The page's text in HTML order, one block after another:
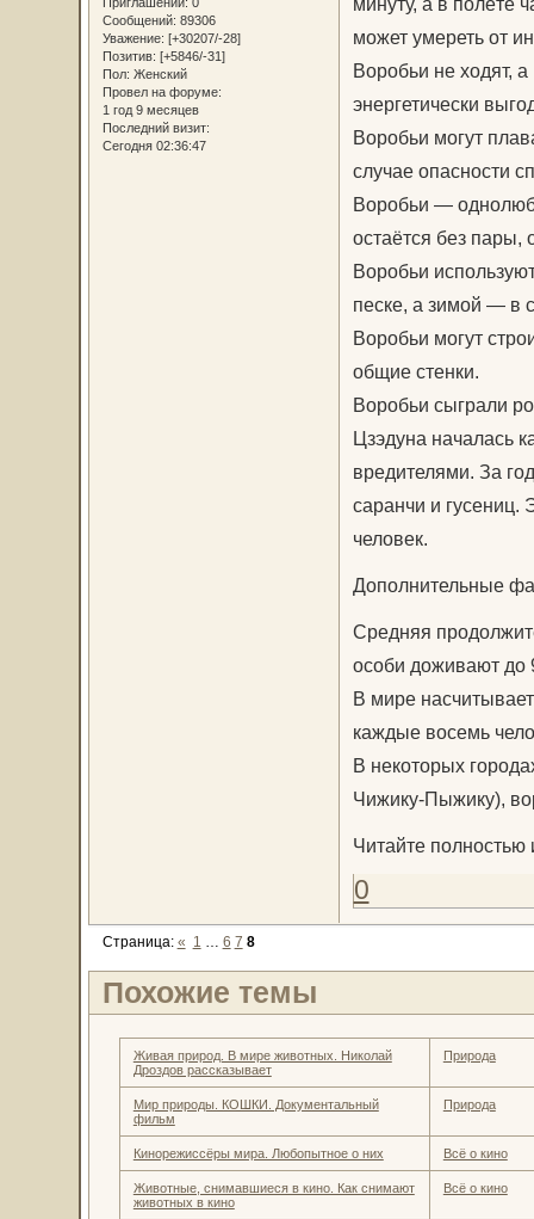
Сообщений: 89306
Уважение: [+30207/-28]
Позитив: [+5846/-31]
Пол: Женский
Провел на форуме:
1 год 9 месяцев
Последний визит:
Сегодня 02:36:47
может умереть от
Воробьи не ходят,
энергетически
Воробьи могут
случае опасности
Воробьи —
остаётся без пары,
Воробьи
песке, а зимой — в
Воробьи могут
общие стенки.
Воробьи сыграли
Цзэдуна началась
вредителями. За
саранчи и гусениц.
человек.
Дополнительные
Средняя
особи доживают до
В мире
каждые восемь
В некоторых
Чижику-Пыжику),
Читайте
0
Страница: « 1 6 7 8
Похожие темы
Живая природ. В мире животных. Николай
Дроздов рассказывает
Природа
Мир природы. КОШКИ. Документальный
фильм
Природа
Кинорежиссёры мира. Любопытное о них Всё о кино
Животные, снимавшиеся в кино. Как снимают
животных в кино
Всё о кино